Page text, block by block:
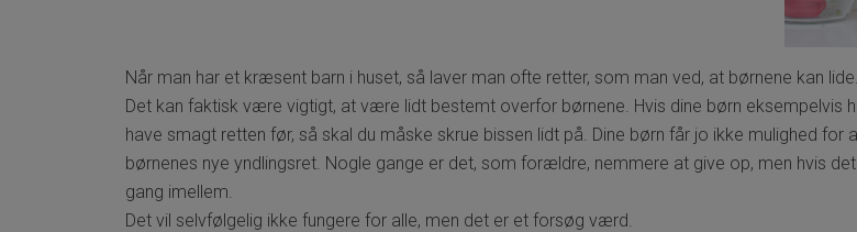
Når man har et kræsent barn i huset, så laver man ofte retter, som man ved, at børnene kan
Det kan faktisk være vigtigt, at være lidt bestemt overfor børnene. Hvis dine børn eksempelvis
have smagt retten før, så skal du måske skrue bissen lidt på. Dine børn får jo ikke mulighed
børnenes nye yndlingsret. Nogle gange er det, som forældre, nemmere at give op, men hvis
gang imellem.
Det vil selvfølgelig ikke fungere for alle, men det er et forsøg værd.